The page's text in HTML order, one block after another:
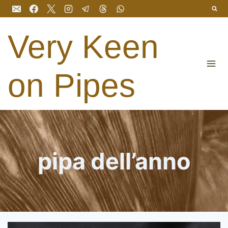
Salta
al
contenuto
Very Keen
on Pipes
pipa dell’anno